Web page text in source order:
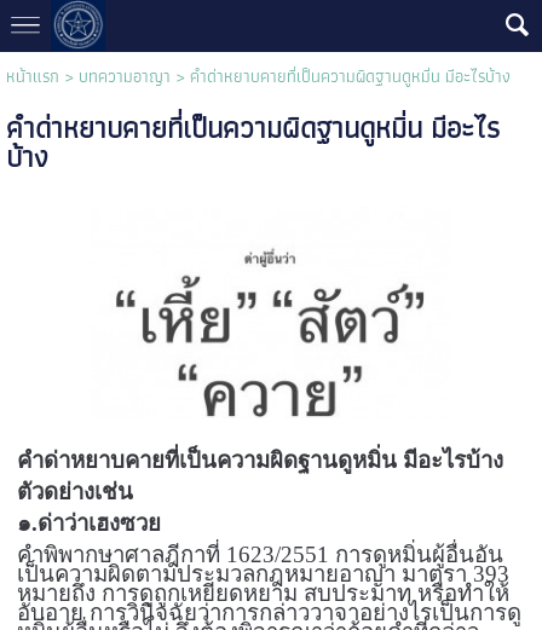
หน้าแรก > บทความอาญา >คำด่าหยาบคายที่เป็นความผิดฐานดูหมิ่น มีอะไรบ้าง
คำด่าหยาบคายที่เป็นความผิดฐานดูหมิ่น มีอะไร
บ้าง
คำด่าหยาบคายที่เป็นความผิดฐานดูหมิ่น มีอะไรบ้าง
ตัวดย่างเช่น
๑.ด่าว่าเฮงซวย
คำพิพากษาศาลฎีกาที่ 1623/2551 การดูหมิ่นผู้อื่นอัน
เป็นความผิดตามประมวลกฎหมายอาญา มาตรา 393
หมายถึง การดูถูกเหยียดหยาม สบประมาท หรือทำให้
อับอาย การวินิจฉัยว่าการกล่าววาจาอย่างไรเป็นการดู